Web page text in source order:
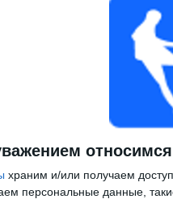
храним и/или получаем
персональные данные,